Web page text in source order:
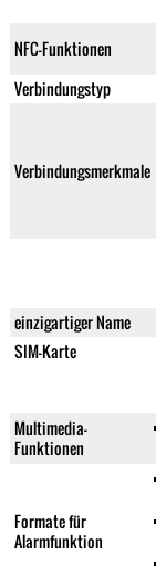
NFC-Funktionen
Verbindungstyp
Verbindungsmerkmale
einzigartiger Name
SIM-Karte
Multimedia-
Funktionen
Formate für
Alarmfunktion